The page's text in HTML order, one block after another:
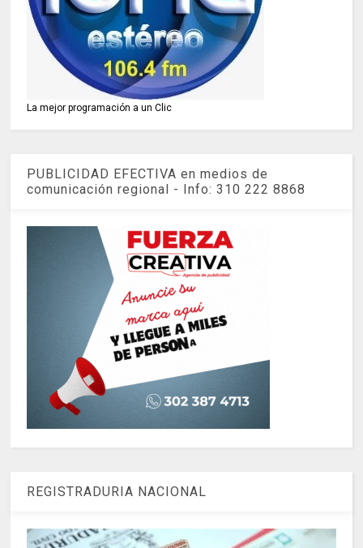
La mejor programación a un Clic
PUBLICIDAD EFECTIVA en medios de
comunicación regional - Info: 310 222 8868
REGISTRADURIA NACIONAL